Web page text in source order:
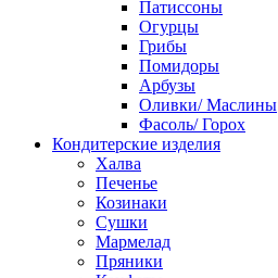
Патиссоны
Огурцы
Грибы
Помидоры
Арбузы
Оливки/ Маслины
Фасоль/ Горох
Кондитерские изделия
Халва
Печенье
Козинаки
Сушки
Мармелад
Пряники